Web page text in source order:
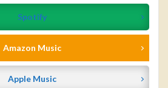
Spotify
Amazon Music
Apple Music